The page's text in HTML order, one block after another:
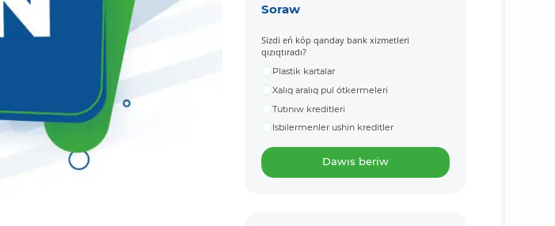
Soraw
Sizdi eń kóp qanday bank xizmetleri
qızıqtıradı?
Plastik kartalar
Xalıq aralıq pul ótkermeleri
Tutınıw kreditleri
Isbilermenler ushin kreditler
Dawıs beriw